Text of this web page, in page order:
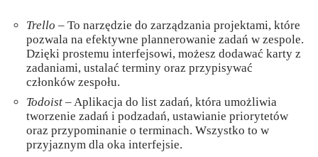
Trello – To narzędzie do zarządzania projektami, które
pozwala na efektywne plannerowanie zadań w zespole.
Dzięki prostemu interfejsowi, możesz dodawać karty z
zadaniami, ustalać terminy oraz przypisywać
członków zespołu.
Todoist – Aplikacja do list zadań, która umożliwia
tworzenie zadań i podzadań, ustawianie priorytetów
oraz przypominanie o terminach. Wszystko to w
przyjaznym dla oka interfejsie.